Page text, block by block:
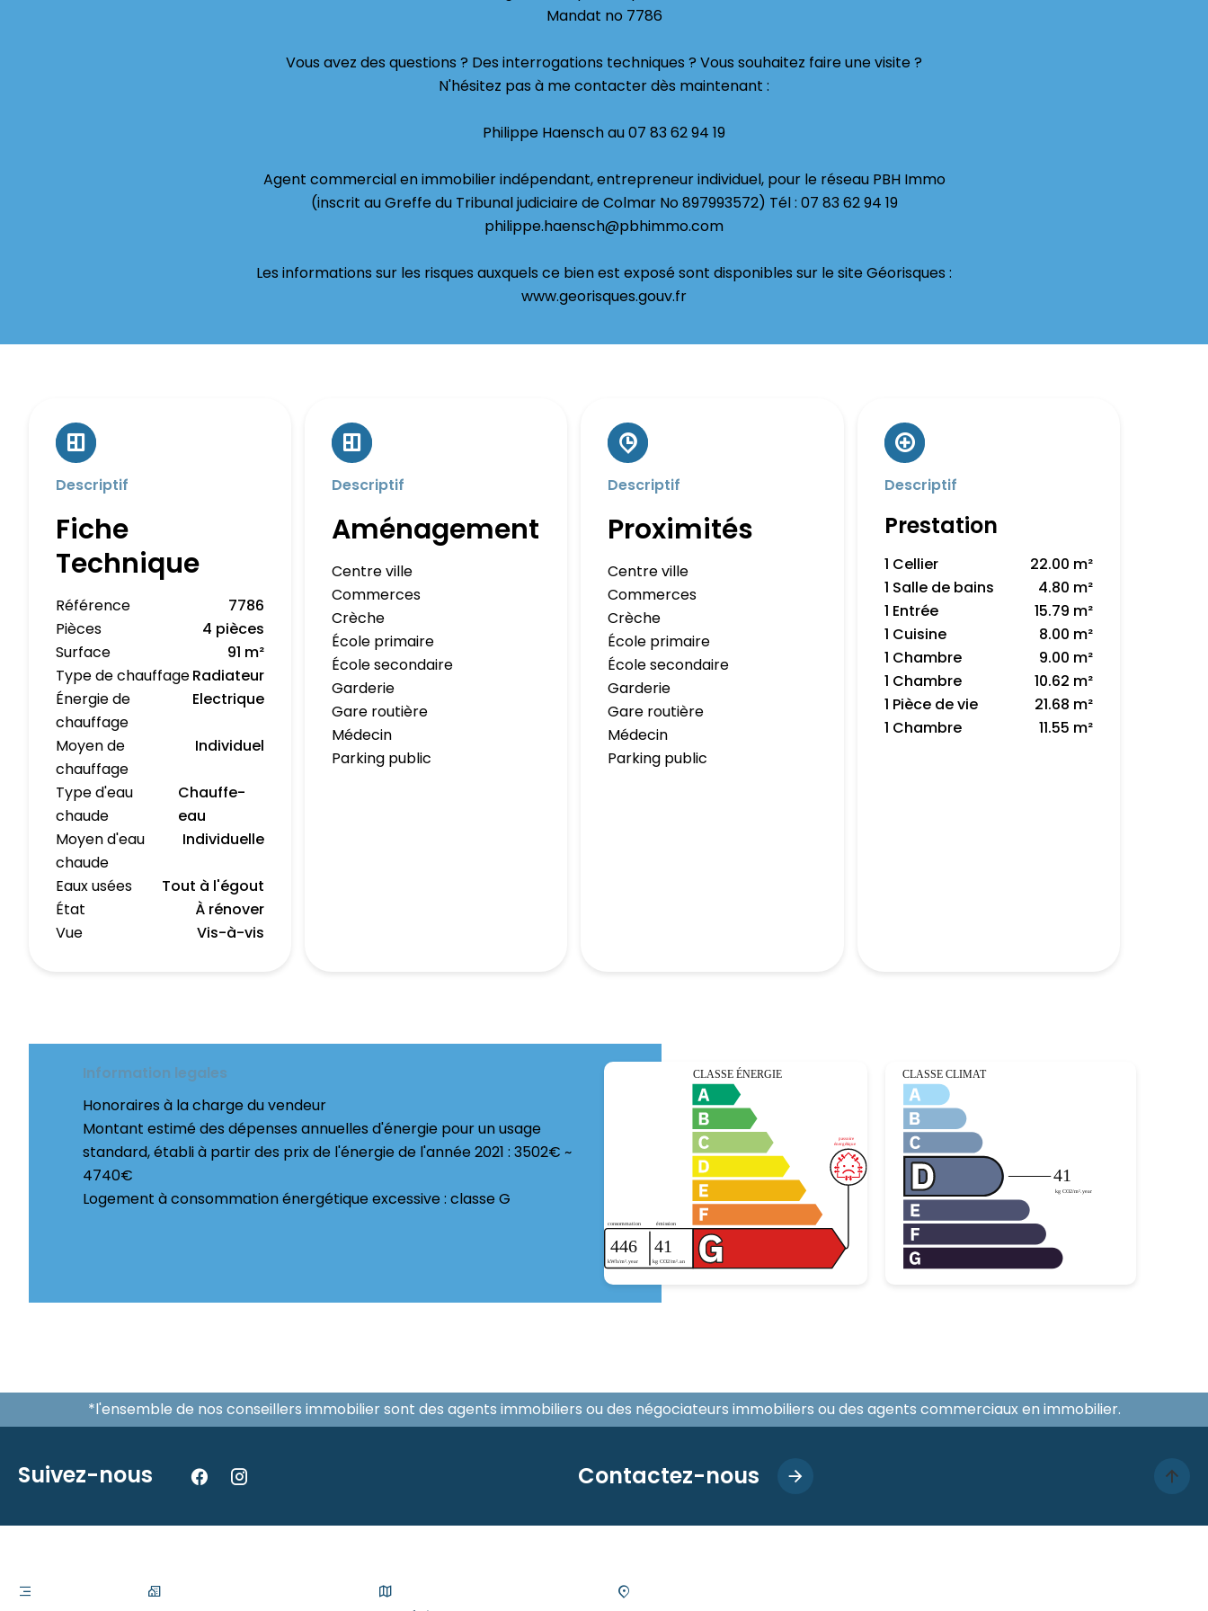
Mandat no 7786
Vous avez des questions ? Des interrogations techniques ? Vous souhaitez faire une visite ?
N'hésitez pas à me contacter dès maintenant :
Philippe Haensch au 07 83 62 94 19
Agent commercial en immobilier indépendant, entrepreneur individuel, pour le réseau PBH Immo
(inscrit au Greffe du Tribunal judiciaire de Colmar No 897993572) Tél : 07 83 62 94 19
philippe.haensch@pbhimmo.com
Les informations sur les risques auxquels ce bien est exposé sont disponibles sur le site Géorisques :
www.georisques.gouv.fr
Descriptif
Fiche
Technique
Référence
7786
Pièces
4 pièces
Surface
91 m²
Type de chauffageRadiateur
Énergie de
chauffage
Electrique
Moyen de
chauffage
Individuel
Type d'eau
chaude
Chauffe-
eau
Moyen d'eau
chaude
Individuelle
Eaux usées
Tout à l'égout
État
À rénover
Vue
Vis-à-vis
Descriptif
Aménagement
Centre ville
Commerces
Crèche
École primaire
École secondaire
Garderie
Gare routière
Médecin
Parking public
Descriptif
Proximités
Centre ville
Commerces
Crèche
École primaire
École secondaire
Garderie
Gare routière
Médecin
Parking public
Descriptif
Prestation
1 Cellier
22.00 m²
1 Salle de bains
4.80 m²
1 Entrée
15.79 m²
1 Cuisine
8.00 m²
1 Chambre
9.00 m²
1 Chambre
10.62 m²
1 Pièce de vie
21.68 m²
1 Chambre
11.55 m²
Information legales
Honoraires à la charge du vendeur
Montant estimé des dépenses annuelles d'énergie pour un usage
standard, établi à partir des prix de l'énergie de l'année 2021 : 3502€ ~
4740€
Logement à consommation énergétique excessive : classe G
*l'ensemble de nos conseillers immobilier sont des agents immobiliers ou des négociateurs immobiliers ou des agents commerciaux en immobilier.
Suivez-nous Contactez-nous